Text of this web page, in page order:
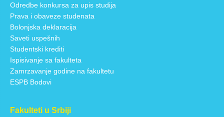
Odredbe konkursa za upis studija
Prava i obaveze studenata
Bolonjska deklaracija
Saveti uspešnih
Studentski krediti
Ispisivanje sa fakulteta
Zamrzavanje godine na fakultetu
ESPB Bodovi
Fakulteti u Srbiji